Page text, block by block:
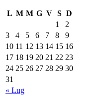
L M M G V S D
« Lug
1
2
3
4 5 6 7 8
9
10 11 12 13 14 15 16
17 18 19 20 21 22 23
24 25 26 27 28 29 30
31